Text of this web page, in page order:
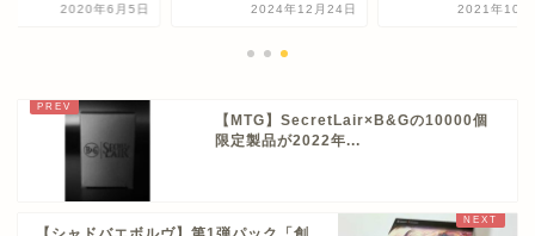
2020年6月5日 2024年12月24日 2021年10月
【MTG】SecretLair×B&Gの10000個
限定製品が2022年...